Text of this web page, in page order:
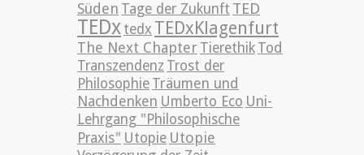
Süden Tage der Zukunft TED
TEDx tedx TEDxKlagenfurt
The Next Chapter Tierethik Tod
Transzendenz Trost der
Philosophie Träumen und
Nachdenken Umberto Eco Uni-
Lehrgang "Philosophische
Praxis" Utopie Utopie